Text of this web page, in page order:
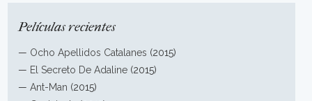
Películas recientes
— Ocho Apellidos Catalanes (2015)
— El Secreto De Adaline (2015)
—Ant-Man (2015)